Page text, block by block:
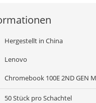
Hergestellt in China
Lenovo
Chromebook 100E 2ND GEN
50 Stück pro Schachtel